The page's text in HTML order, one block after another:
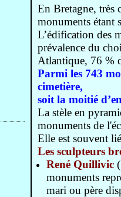
En Bretagne, très
monuments étant
L’édification des
prévalence du
Atlantique, 76 %
Parmi les 743
cimetière,
soit la moitié
La stèle en
monuments de
Elle est souvent
Les sculpteurs
René Quillivic
monuments
mari ou père